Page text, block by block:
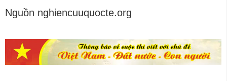
Nguồn nghiencuuquocte.org